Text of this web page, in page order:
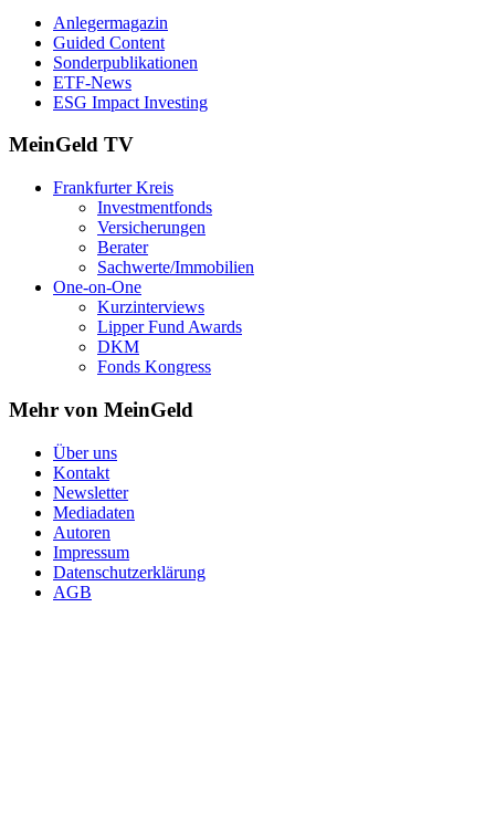
Anlegermagazin
Guided Content
Sonderpublikationen
ETF-News
ESG Impact Investing
MeinGeld TV
Frankfurter Kreis
Investmentfonds
Versicherungen
Berater
Sachwerte/Immobilien
One-on-One
Kurzinterviews
Lipper Fund Awards
DKM
Fonds Kongress
Mehr von MeinGeld
Über uns
Kontakt
Newsletter
Mediadaten
Autoren
Impressum
Datenschutzerklärung
AGB